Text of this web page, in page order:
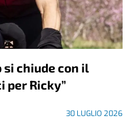
si chiude con il
per Ricky”
30 LUGLIO 2026